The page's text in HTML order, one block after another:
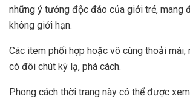
những ý tưởng độc đáo của giới trẻ, mang
không giới hạn.
Các item phối hợp hoặc vô cùng thoải mái,
có đôi chút kỳ lạ, phá cách.
Phong cách thời trang này có thể được